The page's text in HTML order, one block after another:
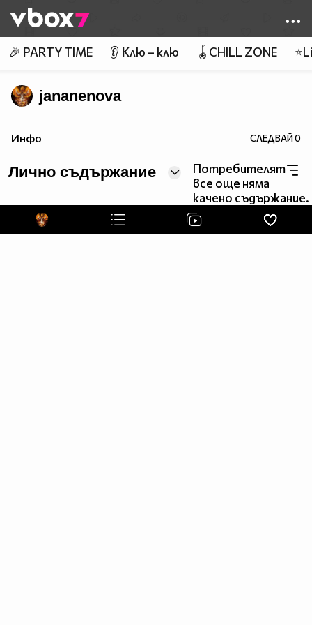
👾
🎉 PARTY TIME 👂 Клю – клю 🪀CHILL ZONE
jananenova
Инфо СЛЕДВАЙ0
Лично съдържание
Потребителят
все още няма
качено съдържание.